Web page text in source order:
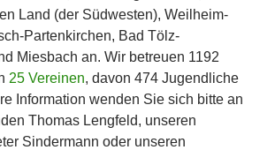
Land (der Südwesten), Weilheim-
Partenkirchen, Bad Tölz-
Miesbach an. Wir betreuen 1192
25 Vereinen, davon 474 Jugendliche
Information wenden Sie sich bitte an
Thomas Lengfeld, unseren
Sindermann oder unseren